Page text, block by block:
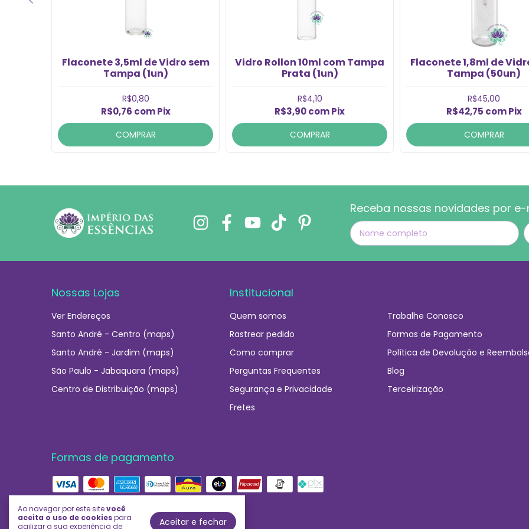
Ao navegar por este sitevocê
aceita o uso de cookiespara
agilizar a sua experiência de
Aceitar e fechar
Flaconete 3,5ml de Vidro sem
Tampa (1un)
R$0,80
R$0,76 com Pix
COMPRAR
Vidro Rollon 10ml com Tampa
Prata (1un)
R$4,10
R$3,90comPix
COMPRAR
Flaconete 1,8ml de
Tampa (50un)
R$45,00
R$42,75 com Pix
COMPRAR
Receba nossas novidades por
Nossas Lojas
Ver Endereços
Santo André - Centro (maps)
Santo André - Jardim (maps)
São Paulo - Jabaquara (maps)
Centro de Distribuição (maps)
Institucional
Quem somos
Rastrear pedido
Como comprar
Perguntas Frequentes
Segurança e Privacidade
Fretes
Trabalhe Conosco
Formas de Pagamento
Política de Devolução e
Blog
Terceirização
Formas de pagamento